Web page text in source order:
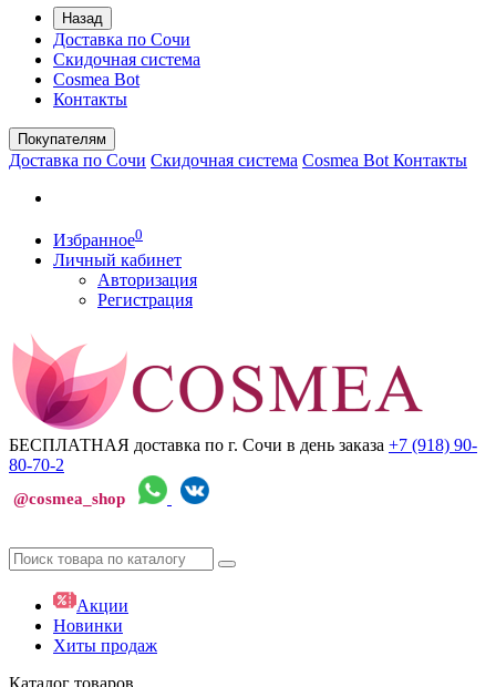
Назад
Доставка по Сочи
Скидочная система
Cosmea Bot
Контакты
Покупателям
Доставка по Сочи Скидочная система Cosmea Bot Контакты
Избранное0
Личный кабинет
Авторизация
Регистрация
БЕСПЛАТНАЯ доставка по г. Сочи в день заказа +7 (918) 90-
80-70-2
@cosmea_shop
Акции
Новинки
Хиты продаж